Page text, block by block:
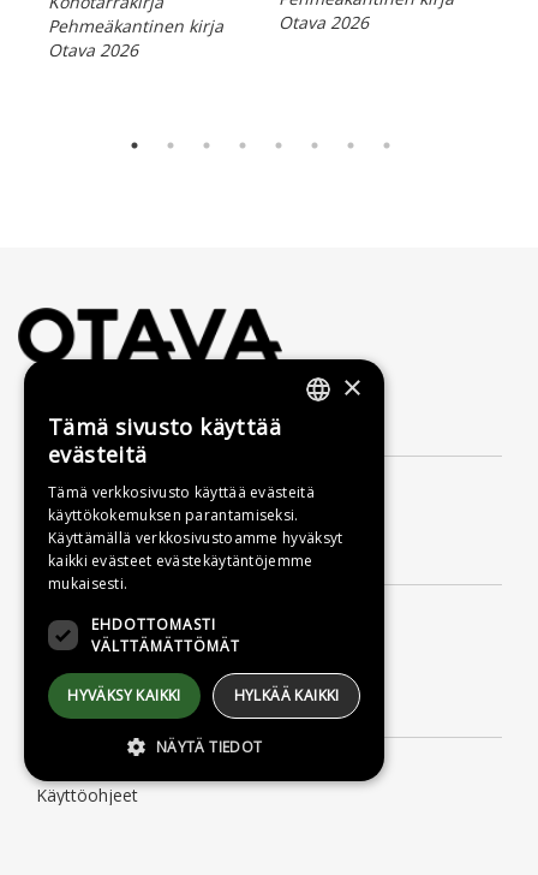
Pehmeäkantinen kirja
Otava 2026
Otava 2026
Yhteystiedot
Uudenmaankatu 10
00120 Helsinki
Asiakaspalvelu
Puh. 09 156 6800
(mpm/pvm, myös jonotusaika)
asiakaspalvelu@otava.fi
Lisätietoa
Toimitusehdot
Käyttöohjeet
×
Tämä sivusto käyttää
evästeitä
Tämä verkkosivusto käyttää evästeitä
käyttökokemuksen parantamiseksi.
Käyttämällä verkkosivustoamme hyväksyt
kaikki evästeet evästekäytäntöjemme
mukaisesti.
EHDOTTOMASTI
VÄLTTÄMÄTTÖMÄT
HYVÄKSY KAIKKI HYLKÄÄ KAIKKI
NÄYTÄ TIEDOT